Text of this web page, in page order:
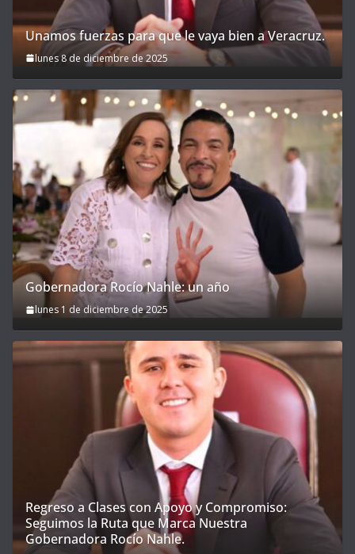
Unamos fuerzas para que le vaya bien a Veracruz.
lunes 8 de diciembre de 2025
Gobernadora Rocío Nahle: un año
lunes 1 de diciembre de 2025
Regreso a Clases con Apoyo y Compromiso:
Seguimos la Ruta que Marca Nuestra
Gobernadora Rocío Nahle.